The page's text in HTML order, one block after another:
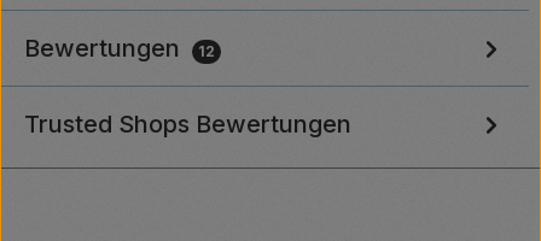
Bewertungen 12
Trusted Shops Bewertungen